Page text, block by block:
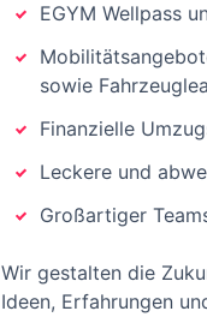
EGYM Wellpass
sowie
Finanzielle
Leckere und
Großartiger
Wir gestalten die
Ideen, Erfahrungen